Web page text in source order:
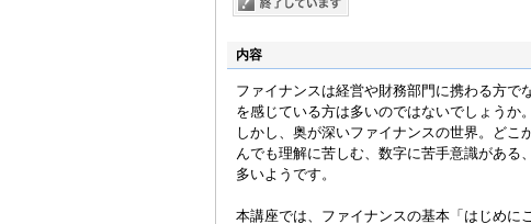
内容
ファイナンスは経営や財務部門に携わる方で
を感じている方は多いのではないでしょうか。
しかし、奥が深いファイナンスの世界。ど
んでも理解に苦しむ、数字に苦手意識がある
多いようです。
本講座では、ファイナンスの基本「はじめに